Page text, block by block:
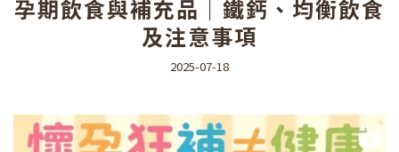
孕期飲食與補充品｜鐵鈣、均衡飲食
及注意事項
2025-07-18